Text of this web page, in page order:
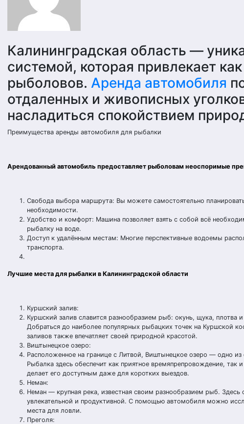
Калининградская область —
системой, которая привлекает
рыболовов. Аренда автомобиля
отдаленных и живописных
насладиться спокойствием
Преимущества аренды автомобиля для рыбалки
Арендованный автомобиль предоставляет рыболовам неоспоримые
Свобода выбора маршрута: Вы можете самостоятельно
необходимости.
Удобство и комфорт: Машина позволяет взять с собой всё
рыбалку на воде.
Доступ к удалённым местам: Многие перспективные водоемы
транспорта.
Лучшие места для рыбалки в Калининградской области
Куршский залив:
Куршский залив славится разнообразием рыб: окунь, щука,
Добраться до наиболее популярных рыбацких точек на Куршской
заливов также впечатляет своей природной красотой.
Виштынецкое озеро:
Расположенное на границе с Литвой, Виштынецкое озеро — одно
Рыбалка здесь обеспечит как приятное времяпрепровождение, так
делает его доступным даже для коротких выездов.
Неман:
Неман — крупная река, известная своим разнообразием рыб.
увлекательной и продуктивной. С помощью автомобиля можно
места для ловли.
Преголя: